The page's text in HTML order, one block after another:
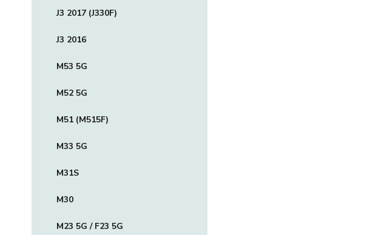
J3 2017 (J330F)
J3 2016
M53 5G
M52 5G
M51 (M515F)
M33 5G
M31S
M30
M23 5G / F23 5G